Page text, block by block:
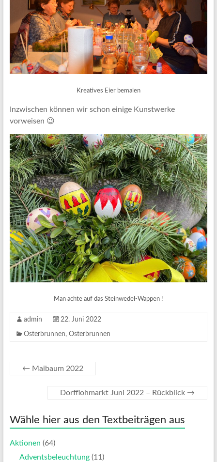
Kreatives Eier bemalen
Inzwischen können wir schon einige Kunstwerke
vorweisen 😉
Man achte auf das Steinwedel-Wappen !
admin 22. Juni 2022
Osterbrunnen, Osterbrunnen
← Maibaum 2022
Dorfflohmarkt Juni 2022 – Rückblick →
Wähle hier aus den Textbeiträgen aus
Aktionen (64)
Adventsbeleuchtung(11)